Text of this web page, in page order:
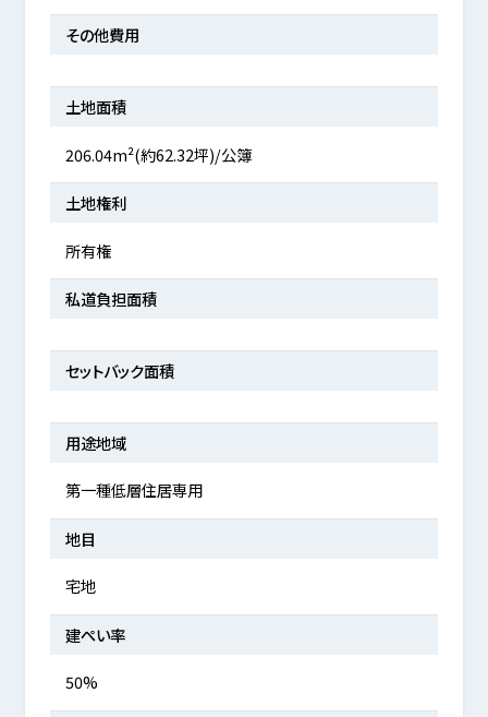
その他費用
土地面積
206.04m²(約62.32坪)/公簿
土地権利
所有権
私道負担面積
セットバック面積
用途地域
第一種低層住居専用
地目
宅地
建ぺい率
50%